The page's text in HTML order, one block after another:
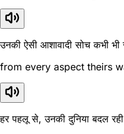
उनकी ऐसी आशावादी सोच कभी भी
from every aspect theirs
हर पहलू से, उनकी दुनिया बदल